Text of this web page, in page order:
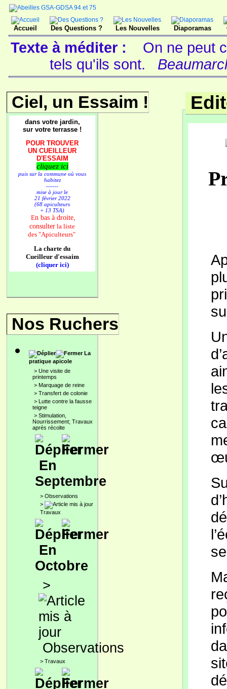
Accueil Des Questions ? Les Nouvelles Diaporamas
Texte à méditer :
On ne peut
tels qu'ils sont.
Ciel, un Essaim !
dans votre jardin,
sur votre terrasse !
POUR TROUVER
UN CUEILLEUR
D'ESSAIM
cliquez ici
puis sur la commune où vous
habitez
------
mise à jour le
21 février 2022
(68 apiculteurs
+ 13 TSA)
En bas à droite,
consulter la liste
des "Apiculteurs"
La charte du
Cueilleur d'essaim
(cliquer ici)
Nos Ruchers
La
pratique apicole
> Une visite de
printemps
> Marquage de reine
> Transfert de colonie
> Lutte contre la fausse
teigne
> Stimulation,
Nourrissement; Travaux
après récolte
En
Septembre
> Observations
>
Travaux
En
Octobre
>
Observations
> Travaux